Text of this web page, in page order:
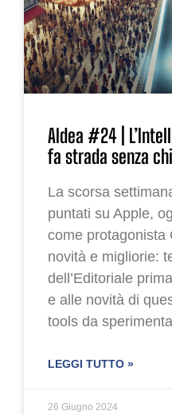
AIdea #24 |
fa strada senza
La scorsa
puntati su Apple,
come protagonista
novità e migliorie:
dell’Editoriale
e alle novità di
tools da
LEGGI TUTTO »
26 Giugno 2024